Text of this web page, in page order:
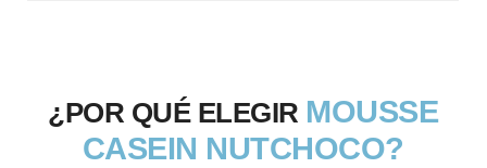
¿POR QUÉ ELEGIR MOUSSE
CASEIN NUTCHOCO?